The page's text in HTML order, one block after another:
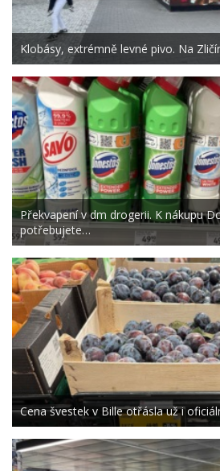
Klobásy, extrémně levné pivo. Na
Překvapení v dm drogerii. K nákupu
potřebujete…
Cena švestek v Bille otřásla už i